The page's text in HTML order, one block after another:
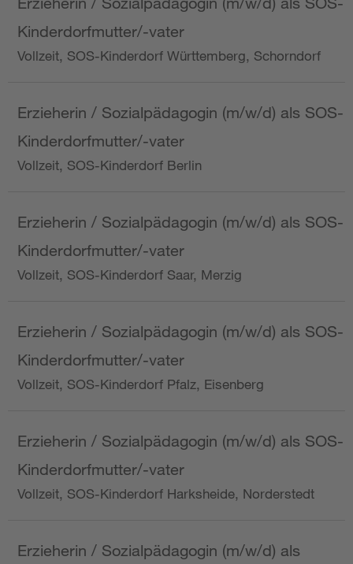
Kinderdorfmutter/-vater
Vollzeit, SOS-Kinderdorf Württemberg, Schorndorf
Erzieherin / Sozialpädagogin (m/w/d) als SOS-
Kinderdorfmutter/-vater
Vollzeit, SOS-Kinderdorf Berlin
Erzieherin / Sozialpädagogin (m/w/d) als SOS-
Kinderdorfmutter/-vater
Vollzeit, SOS-Kinderdorf Saar, Merzig
Erzieherin / Sozialpädagogin (m/w/d) als SOS-
Kinderdorfmutter/-vater
Vollzeit, SOS-Kinderdorf Pfalz, Eisenberg
Erzieherin / Sozialpädagogin (m/w/d) als SOS-
Kinderdorfmutter/-vater
Vollzeit, SOS-Kinderdorf Harksheide, Norderstedt
Erzieherin / Sozialpädagogin (m/w/d) als